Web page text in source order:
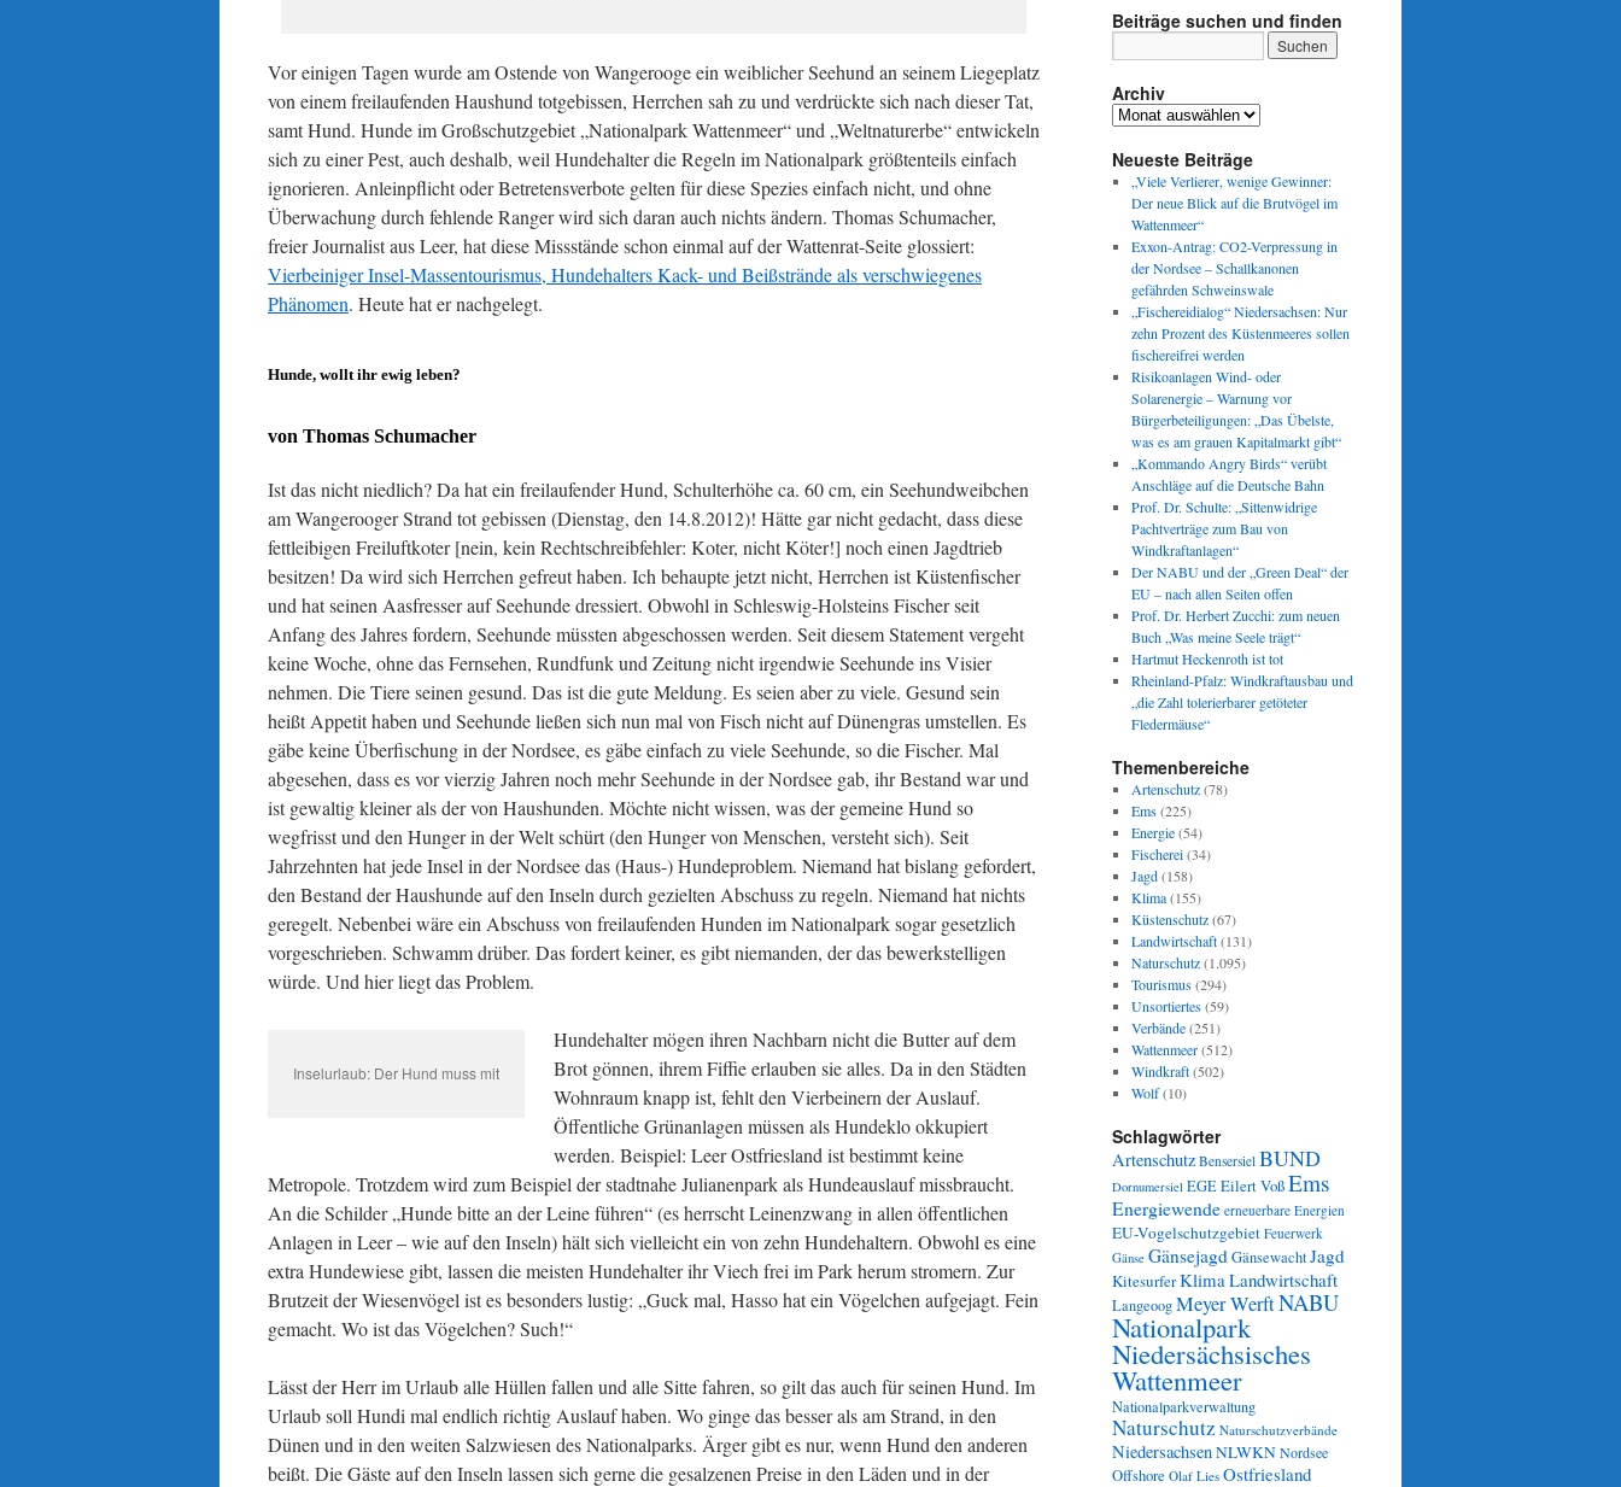
Vor einigen Tagen wurde am Ostende von Wangerooge ein weiblicher Seehund an seinem Liegeplatz
von einem freilaufenden Haushund totgebissen, Herrchen sah zu und verdrückte sich nach dieser Tat,
samt Hund. Hunde im Großschutzgebiet „Nationalpark Wattenmeer“ und „Weltnaturerbe“ entwickeln
sich zu einer Pest, auch deshalb, weil Hundehalter die Regeln im Nationalpark größtenteils einfach
ignorieren. Anleinpflicht oder Betretensverbote gelten für diese Spezies einfach nicht, und ohne
Überwachung durch fehlende Ranger wird sich daran auch nichts ändern. Thomas Schumacher,
freier Journalist aus Leer, hat diese Missstände schon einmal auf der Wattenrat-Seite glossiert:
Vierbeiniger Insel-Massentourismus, Hundehalters Kack- und Beißstrände als verschwiegenes
Phänomen. Heute hat er nachgelegt.
Hunde, wollt ihr ewig leben?
von Thomas Schumacher
Ist das nicht niedlich? Da hat ein freilaufender Hund, Schulterhöhe ca. 60 cm, ein Seehundweibchen
am Wangerooger Strand tot gebissen (Dienstag, den 14.8.2012)! Hätte gar nicht gedacht, dass diese
fettleibigen Freiluftkoter [nein, kein Rechtschreibfehler: Koter, nicht Köter!] noch einen Jagdtrieb
besitzen! Da wird sich Herrchen gefreut haben. Ich behaupte jetzt nicht, Herrchen ist Küstenfischer
und hat seinen Aasfresser auf Seehunde dressiert. Obwohl in Schleswig-Holsteins Fischer seit
Anfang des Jahres fordern, Seehunde müssten abgeschossen werden. Seit diesem Statement vergeht
keine Woche, ohne das Fernsehen, Rundfunk und Zeitung nicht irgendwie Seehunde ins Visier
nehmen. Die Tiere seinen gesund. Das ist die gute Meldung. Es seien aber zu viele. Gesund sein
heißt Appetit haben und Seehunde ließen sich nun mal von Fisch nicht auf Dünengras umstellen. Es
gäbe keine Überfischung in der Nordsee, es gäbe einfach zu viele Seehunde, so die Fischer. Mal
abgesehen, dass es vor vierzig Jahren noch mehr Seehunde in der Nordsee gab, ihr Bestand war und
ist gewaltig kleiner als der von Haushunden. Möchte nicht wissen, was der gemeine Hund so
wegfrisst und den Hunger in der Welt schürt (den Hunger von Menschen, versteht sich). Seit
Jahrzehnten hat jede Insel in der Nordsee das (Haus-) Hundeproblem. Niemand hat bislang gefordert,
den Bestand der Haushunde auf den Inseln durch gezielten Abschuss zu regeln. Niemand hat nichts
geregelt. Nebenbei wäre ein Abschuss von freilaufenden Hunden im Nationalpark sogar gesetzlich
vorgeschrieben. Schwamm drüber. Das fordert keiner, es gibt niemanden, der das bewerkstelligen
würde. Und hier liegt das Problem.
Inselurlaub: Der Hund muss mit
Hundehalter mögen ihren Nachbarn nicht die Butter auf dem
Brot gönnen, ihrem Fiffie erlauben sie alles. Da in den Städten
Wohnraum knapp ist, fehlt den Vierbeinern der Auslauf.
Öffentliche Grünanlagen müssen als Hundeklo okkupiert
werden. Beispiel: Leer Ostfriesland ist bestimmt keine
Metropole. Trotzdem wird zum Beispiel der stadtnahe Julianenpark als Hundeauslauf missbraucht.
An die Schilder „Hunde bitte an der Leine führen“ (es herrscht Leinenzwang in allen öffentlichen
Anlagen in Leer – wie auf den Inseln) hält sich vielleicht ein von zehn Hundehaltern. Obwohl es eine
extra Hundewiese gibt, lassen die meisten Hundehalter ihr Viech frei im Park herum stromern. Zur
Brutzeit der Wiesenvögel ist es besonders lustig: „Guck mal, Hasso hat ein Vögelchen aufgejagt. Fein
gemacht. Wo ist das Vögelchen? Such!“
Lässt der Herr im Urlaub alle Hüllen fallen und alle Sitte fahren, so gilt das auch für seinen Hund. Im
Urlaub soll Hundi mal endlich richtig Auslauf haben. Wo ginge das besser als am Strand, in den
Dünen und in den weiten Salzwiesen des Nationalparks. Ärger gibt es nur, wenn Hund den anderen
beißt. Die Gäste auf den Inseln lassen sich gerne die gesalzenen Preise in den Läden und in der
Beiträge suchen und finden
Archiv
Archiv
Neueste Beiträge
„Viele Verlierer, wenige Gewinner:
Der neue Blick auf die Brutvögel im
Wattenmeer“
Exxon-Antrag: CO2-Verpressung in
der Nordsee – Schallkanonen
gefährden Schweinswale
„Fischereidialog“ Niedersachsen: Nur
zehn Prozent des Küstenmeeres sollen
fischereifrei werden
Risikoanlagen Wind- oder
Solarenergie – Warnung vor
Bürgerbeteiligungen: „Das Übelste,
was es am grauen Kapitalmarkt gibt“
„Kommando Angry Birds“ verübt
Anschläge auf die Deutsche Bahn
Prof. Dr. Schulte: „Sittenwidrige
Pachtverträge zum Bau von
Windkraftanlagen“
Der NABU und der „Green Deal“ der
EU – nach allen Seiten offen
Prof. Dr. Herbert Zucchi: zum neuen
Buch „Was meine Seele trägt“
Hartmut Heckenroth ist tot
Rheinland-Pfalz: Windkraftausbau und
„die Zahl tolerierbarer getöteter
Fledermäuse“
Themenbereiche
Artenschutz(78)
Ems(225)
Energie(54)
Fischerei(34)
Jagd(158)
Klima(155)
Küstenschutz(67)
Landwirtschaft(131)
Naturschutz(1.095)
Tourismus(294)
Unsortiertes(59)
Verbände(251)
Wattenmeer(512)
Windkraft(502)
Wolf(10)
Schlagwörter
Artenschutz Bensersiel BUND
Dornumersiel EGEEilert VoßEms
Energiewende erneuerbare Energien
EU-Vogelschutzgebiet Feuerwerk
Gänse GänsejagdGänsewachtJagd
KitesurferKlimaLandwirtschaft
LangeoogMeyer WerftNABU
Nationalpark
Niedersächsisches
Wattenmeer
Nationalparkverwaltung
Naturschutz Naturschutzverbände
NiedersachsenNLWKNNordsee
Offshore Olaf Lies Ostfriesland